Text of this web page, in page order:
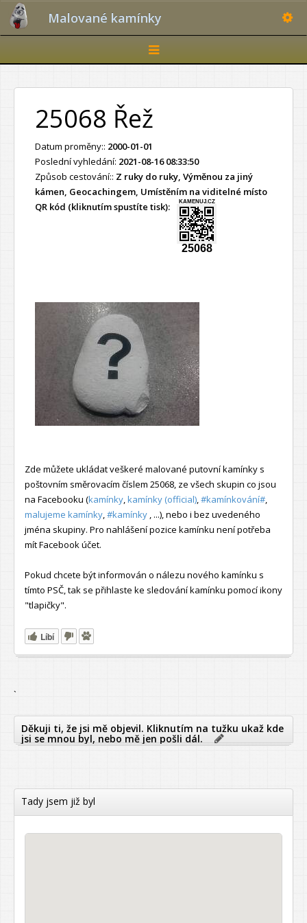
Malované kamínky
Toggle
navigation
25068 Řež
Datum proměny:: 2000-01-01
Poslední vyhledání: 2021-08-16 08:33:50
Způsob cestování:: Z ruky do ruky, Výměnou za jiný
kámen, Geocachingem, Umístěním na viditelné místo
QR kód (kliknutím spustíte tisk):
KAMENUJ.CZ
25068
Zde můžete ukládat veškeré malované putovní kamínky s
poštovním směrovacím číslem 25068, ze všech skupin co jsou
na Facebooku (kamínky kamínky (official) #kamínkování#
malujeme kamínky #kamínky , ...), nebo i bez uvedeného
jména skupiny. Pro nahlášení pozice kamínku není potřeba
mít Facebook účet.
Pokud chcete být informován o nálezu nového kamínku s
tímto PSČ, tak se přihlaste ke sledování kamínku pomocí ikony
"tlapičky".
Líbí
`
Děkuji ti, že jsi mě objevil. Kliknutím na tužku ukaž kde
jsi se mnou byl, nebo mě jen pošli dál.
Tady jsem již byl